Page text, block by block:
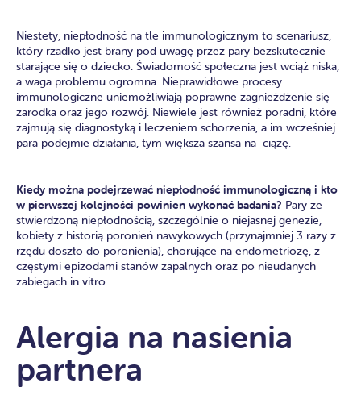
Niestety, niepłodność na tle immunologicznym to scenariusz,
który rzadko jest brany pod uwagę przez pary bezskutecznie
starające się o dziecko. Świadomość społeczna jest wciąż niska,
a waga problemu ogromna. Nieprawidłowe procesy
immunologiczne uniemożliwiają poprawne zagnieżdżenie się
zarodka oraz jego rozwój. Niewiele jest również poradni, które
zajmują się diagnostyką i leczeniem schorzenia, a im wcześniej
para podejmie działania, tym większa szansa na ciążę.
Kiedy można podejrzewać niepłodność immunologiczną i kto
w pierwszej kolejności powinien wykonać badania? Pary ze
stwierdzoną niepłodnością, szczególnie o niejasnej genezie,
kobiety z historią poronień nawykowych (przynajmniej 3 razy z
rzędu doszło do poronienia), chorujące na endometriozę, z
częstymi epizodami stanów zapalnych oraz po nieudanych
zabiegach in vitro.
Alergia na nasienia
partnera